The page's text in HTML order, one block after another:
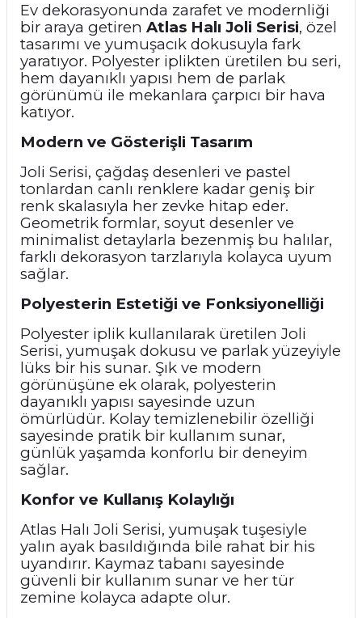
Ev dekorasyonunda zarafet ve modernliği
bir araya getiren Atlas Halı Joli Serisi, özel
tasarımı ve yumuşacık dokusuyla fark
yaratıyor. Polyester iplikten üretilen bu seri,
hem dayanıklı yapısı hem de parlak
görünümü ile mekanlara çarpıcı bir hava
katıyor.
Modern ve Gösterişli Tasarım
Joli Serisi, çağdaş desenleri ve pastel
tonlardan canlı renklere kadar geniş bir
renk skalasıyla her zevke hitap eder.
Geometrik formlar, soyut desenler ve
minimalist detaylarla bezenmiş bu halılar,
farklı dekorasyon tarzlarıyla kolayca uyum
sağlar.
Polyesterin Estetiği ve Fonksiyonelliği
Polyester iplik kullanılarak üretilen Joli
Serisi, yumuşak dokusu ve parlak yüzeyiyle
lüks bir his sunar. Şık ve modern
görünüşüne ek olarak, polyesterin
dayanıklı yapısı sayesinde uzun
ömürlüdür. Kolay temizlenebilir özelliği
sayesinde pratik bir kullanım sunar,
günlük yaşamda konforlu bir deneyim
sağlar.
Konfor ve Kullanış Kolaylığı
Atlas Halı Joli Serisi, yumuşak tuşesiyle
yalın ayak basıldığında bile rahat bir his
uyandırır. Kaymaz tabanı sayesinde
güvenli bir kullanım sunar ve her tür
zemine kolayca adapte olur.